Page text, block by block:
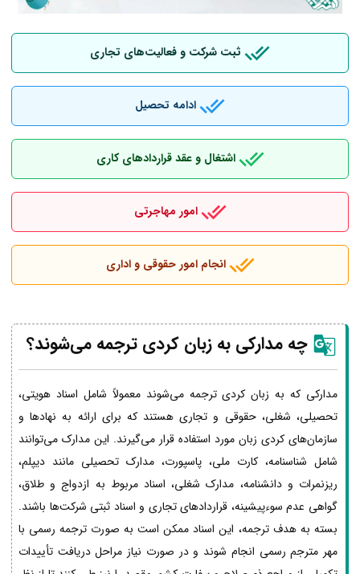
ثبت شرکت و فعالیت‌های تجاری
ادامه تحصیل
اشتغال و عقد قراردادهای کاری
امور مهاجرتی
انجام امور حقوقی و اداری
چه مدارکی به زبان کردی ترجمه می‌شوند؟
مدارکی که به زبان کردی ترجمه می‌شوند معمولاً شامل اسناد هویتی،
تحصیلی، شغلی، حقوقی و تجاری هستند که برای ارائه به نهادها و
سازمان‌های کردی زبان مورد استفاده قرار می‌گیرند. این مدارک می‌توانند
شامل شناسنامه، کارت ملی، پاسپورت، مدارک تحصیلی مانند دیپلم،
ریزنمرات و دانشنامه، مدارک شغلی، اسناد مربوط به ازدواج و طلاق،
گواهی عدم سوءپیشینه، قراردادهای تجاری و اسناد ثبتی شرکت‌ها باشند.
بسته به هدف ترجمه، این اسناد ممکن است به صورت ترجمه رسمی با
مهر مترجم رسمی انجام شوند و در صورت نیاز مراحل دریافت تأییدات